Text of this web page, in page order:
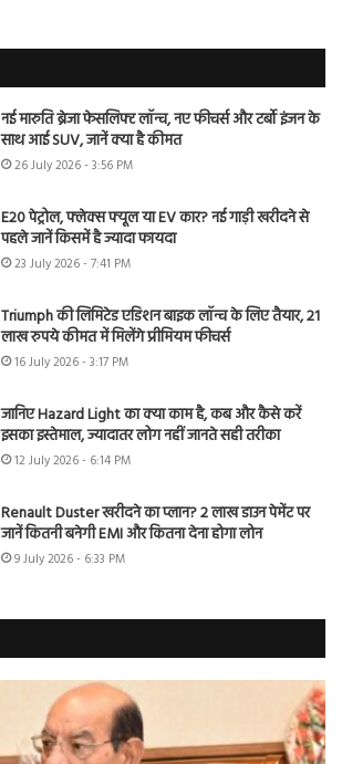
नई मारुति ब्रेजा फेसलिफ्ट लॉन्च, नए फीचर्स और टर्बो इंजन के
साथ आई SUV, जानें क्या है कीमत
26 July 2026 - 3:56 PM
E20 पेट्रोल, फ्लेक्स फ्यूल या EV कार? नई गाड़ी खरीदने से
पहले जानें किसमें है ज्यादा फायदा
23 July 2026 - 7:41 PM
Triumph की लिमिटेड एडिशन बाइक लॉन्च के लिए तैयार, 21
लाख रुपये कीमत में मिलेंगे प्रीमियम फीचर्स
16 July 2026 - 3:17 PM
जानिए Hazard Light का क्या काम है, कब और कैसे करें
इसका इस्तेमाल, ज्यादातर लोग नहीं जानते सही तरीका
12 July 2026 - 6:14 PM
Renault Duster खरीदने का प्लान? 2 लाख डाउन पेमेंट पर
जानें कितनी बनेगी EMI और कितना देना होगा लोन
9 July 2026 - 6:33 PM